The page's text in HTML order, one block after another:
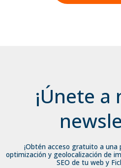
¡Únete a
¡Obtén acceso gratuito a
optimización y geolocalización de
SEO de tu web y